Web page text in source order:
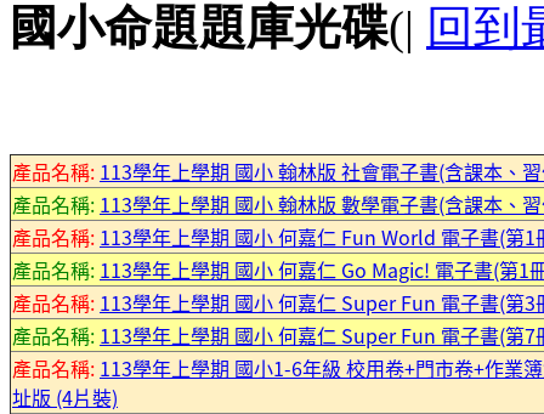
國小命題題庫光碟(| 回到
產品名稱: 113學年上學期 國小 翰林版 社會電子書(含課本、
產品名稱: 113學年上學期 國小 翰林版 數學電子書(含課本、
產品名稱: 113學年上學期 國小 何嘉仁 Fun World 電子書(第1
產品名稱: 113學年上學期 國小 何嘉仁 Go Magic! 電子書(第1
產品名稱: 113學年上學期 國小 何嘉仁 Super Fun 電子書(第3
產品名稱: 113學年上學期 國小 何嘉仁 Super Fun 電子書(第7
產品名稱: 113學年上學期 國小1-6年級 校用卷+門市卷+作業
址版 (4片裝)